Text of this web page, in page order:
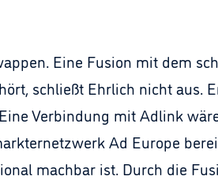
Eine Fusion mit dem
schließt Ehrlich nicht aus.
Verbindung mit Adlink
Ad Europe
machbar ist. Durch die